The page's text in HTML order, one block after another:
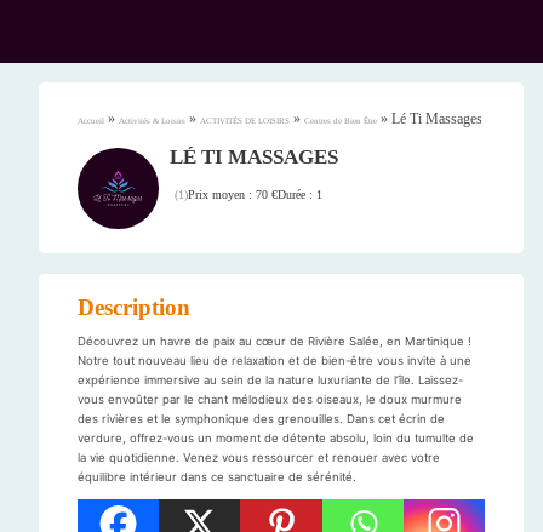
Accueil » Activités & Loisirs » ACTIVITÉS DE LOISIRS » Centres de Bien Être » Lé Ti Massages
LÉ TI MASSAGES
(1)Prix moyen : 70 €Durée : 1
Description
Découvrez un havre de paix au cœur de Rivière Salée, en Martinique !
Notre tout nouveau lieu de relaxation et de bien-être vous invite à une
expérience immersive au sein de la nature luxuriante de l’île. Laissez-
vous envoûter par le chant mélodieux des oiseaux, le doux murmure
des rivières et le symphonique des grenouilles. Dans cet écrin de
verdure, offrez-vous un moment de détente absolu, loin du tumulte de
la vie quotidienne. Venez vous ressourcer et renouer avec votre
équilibre intérieur dans ce sanctuaire de sérénité.